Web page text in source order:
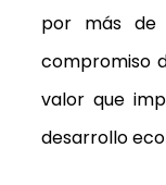
por más de
compromiso
valor que
desarrollo